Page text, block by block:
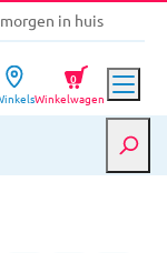
in huis
in huis
Winkelwagen
0